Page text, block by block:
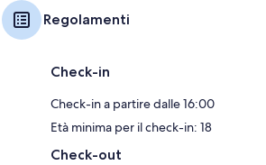
Regolamenti
Check-in
Check-in a partire dalle 16:00
Età minima per il check-in: 18
Check-out